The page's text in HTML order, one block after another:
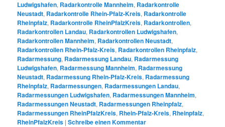
Ludwigshafen, Radarkontrolle Mannheim, Radarkontrolle
Neustadt, Radarkontrolle Rhein-Pfalz-Kreis, Radarkontrolle
Rheinpfalz, Radarkontrolle RheinPfalzKreis, Radarkontrollen,
Radarkontrollen Landau, Radarkontrollen Ludwigshafen,
Radarkontrollen Mannheim, Radarkontrollen Neustadt,
Radarkontrollen Rhein-Pfalz-Kreis, Radarkontrollen Rheinpfalz,
Radarmessung, Radarmessung Landau, Radarmessung
Ludwigshafen, Radarmessung Mannheim, Radarmessung
Neustadt, Radarmessung Rhein-Pfalz-Kreis, Radarmessung
Rheinpfalz, Radarmessungen, Radarmessungen Landau,
Radarmessungen Ludwigshafen, Radarmessungen Mannheim,
Radarmessungen Neustadt, Radarmessungen Rheinpfalz,
Radarmessungen RheinPfalzKreis, Rhein-Pfalz-Kreis, Rheinpfalz,
RheinPfalzKreis |Schreibe einen Kommentar